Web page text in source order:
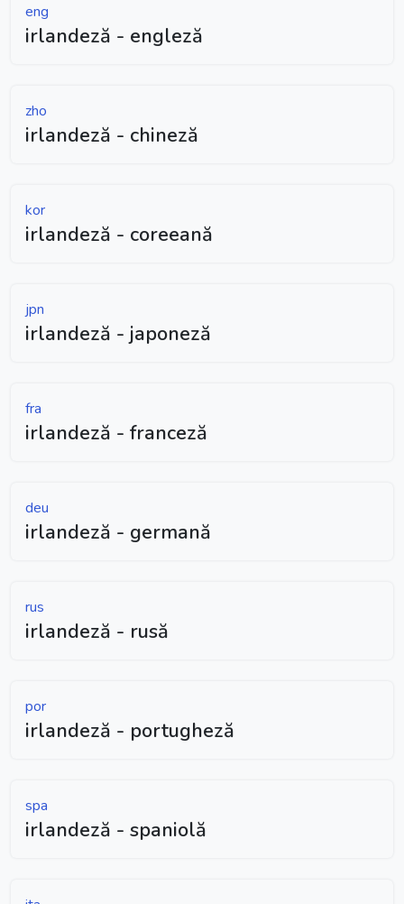
eng
irlandeză - engleză
zho
irlandeză - chineză
kor
irlandeză - coreeană
jpn
irlandeză - japoneză
fra
irlandeză - franceză
deu
irlandeză - germană
rus
irlandeză - rusă
por
irlandeză - portugheză
spa
irlandeză - spaniolă